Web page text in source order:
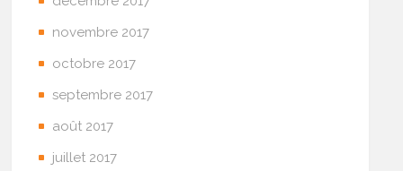
novembre 2017
octobre 2017
septembre 2017
août 2017
juillet 2017